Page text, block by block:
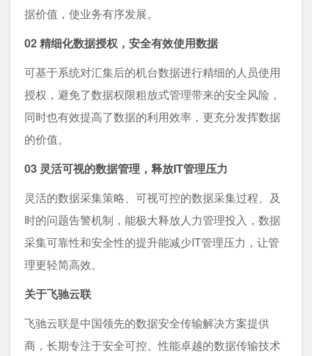
据价值，使业务有序发展。
02 精细化数据授权，安全有效使⽤数据
可基于系统对汇集后的机台数据进⾏精细的⼈员使⽤
授权，避免了数据权限粗放式管理带来的安全⻛险，
同时也有效提⾼了数据的利⽤效率，更充分发挥数据
的价值。
03 灵活可视的数据管理，释放IT管理压⼒
灵活的数据采集策略、可视可控的数据采集过程、及
时的问题告警机制，能极⼤释放⼈⼒管理投⼊，数据
采集可靠性和安全性的提升能减少IT管理压⼒，让管
理更轻简⾼效。
关于飞驰云联
飞驰云联是中国领先的数据安全传输解决方案提供
商，长期专注于安全可控、性能卓越的数据传输技术